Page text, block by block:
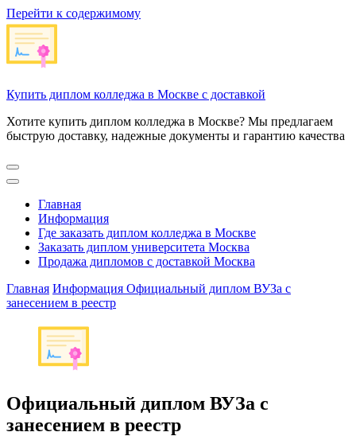
Перейти к содержимому
Купить диплом колледжа в Москве с доставкой
Хотите купить диплом колледжа в Москве? Мы предлагаем
быструю доставку, надежные документы и гарантию качества
Главная
Информация
Где заказать диплом колледжа в Москве
Заказать диплом университета Москва
Продажа дипломов с доставкой Москва
Главная Информация Официальный диплом ВУЗа с
занесением в реестр
Официальный диплом ВУЗа с
занесением в реестр